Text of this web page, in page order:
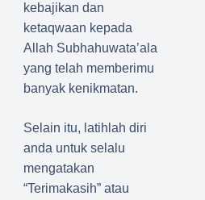
kebajikan dan
ketaqwaan kepada
Allah Subhahuwata’ala
yang telah memberimu
banyak kenikmatan.
Selain itu, latihlah diri
anda untuk selalu
mengatakan
“Terimakasih” atau